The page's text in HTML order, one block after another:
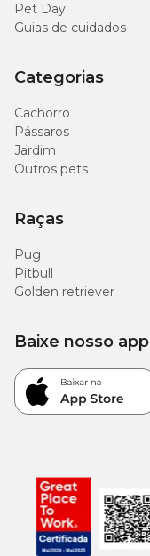
Pet Day
Guias de cuidados
Categorias
Cachorro
Pássaros
Jardim
Outros pets
Raças
Pug
Pitbull
Golden retriever
Baixe nosso app